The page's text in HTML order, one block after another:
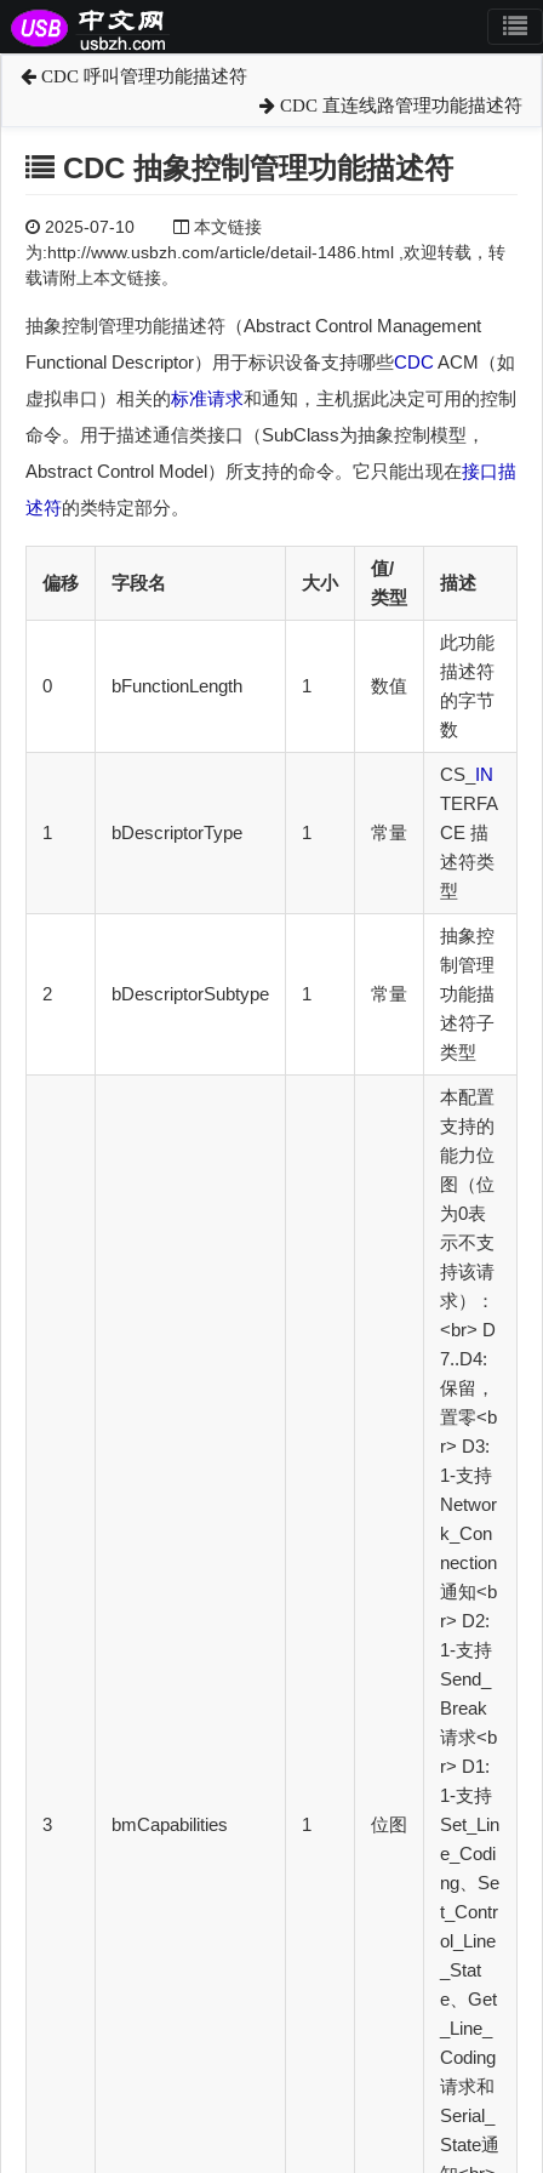
CDC 呼叫管理功能描述符
CDC 直连线路管理功能描述符
CDC 抽象控制管理功能描述符
2025-07-10
本文链接
为:http://www.usbzh.com/article/detail-1486.html ,欢迎转载，转
载请附上本文链接。
抽象控制管理功能描述符（Abstract Control Management
Functional Descriptor）用于标识设备支持哪些CDC ACM（如
虚拟串口）相关的标准请求和通知，主机据此决定可用的控制
命令。用于描述通信类接口（SubClass为抽象控制模型，
Abstract Control Model）所支持的命令。它只能出现在接口描
述符的类特定部分。
偏移 字段名 大小
值/
类型
描述
0 bFunctionLength 1 数值
此功能
描述符
的字节
数
1 bDescriptorType 1 常量
CS_ IN
TERFA
CE 描
述符类
型
2 bDescriptorSubtype 1 常量
抽象控
制管理
功能描
述符子
类型
3 bmCapabilities 1 位图
本配置
支持的
能力位
图（位
为0表
示不支
持该请
求）：
<br> D
7..D4:
保留，
置零<b
r> D3:
1-支持
Networ
k_Con
nection
通知<b
r> D2:
1-支持
Send_
Break
请求<b
r> D1:
1-支持
Set_Lin
e_Codi
ng、Se
t_Contr
ol_Line
_Stat
e、Get
_Line_
Coding
请求和
Serial_
State通